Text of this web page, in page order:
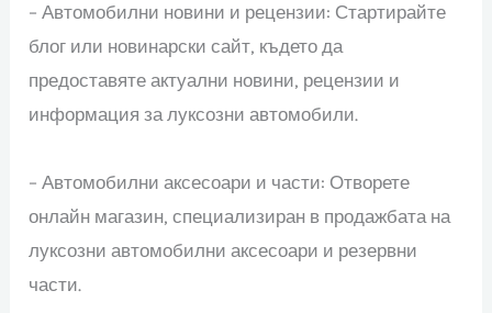
– Автомобилни новини и рецензии: Стартирайте
блог или новинарски сайт, където да
предоставяте актуални новини, рецензии и
информация за луксозни автомобили.
– Автомобилни аксесоари и части: Отворете
онлайн магазин, специализиран в продажбата на
луксозни автомобилни аксесоари и резервни
части.